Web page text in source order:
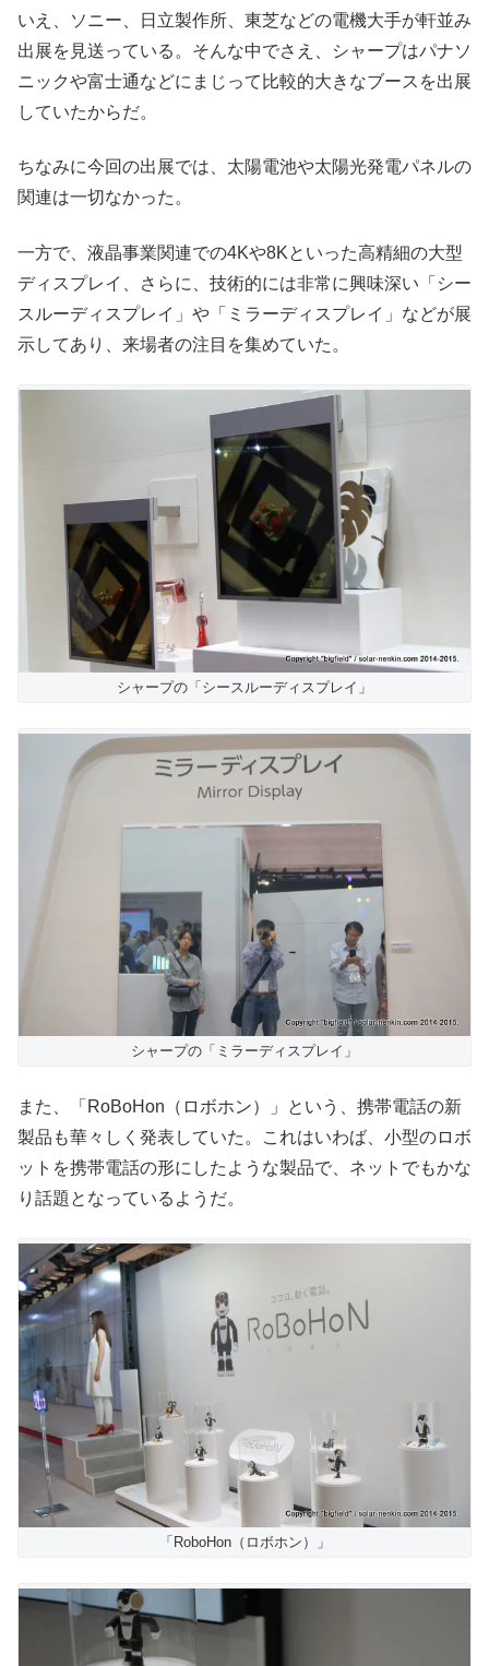
いえ、ソニー、日立製作所、東芝などの電機大手が軒並み
出展を見送っている。そんな中でさえ、シャープはパナソ
ニックや富士通などにまじって比較的大きなブースを出展
していたからだ。
ちなみに今回の出展では、太陽電池や太陽光発電パネルの
関連は一切なかった。
一方で、液晶事業関連での4Kや8Kといった高精細の大型
ディスプレイ、さらに、技術的には非常に興味深い「シー
スルーディスプレイ」や「ミラーディスプレイ」などが展
示してあり、来場者の注目を集めていた。
シャープの「シースルーディスプレイ」
シャープの「ミラーディスプレイ」
また、「RoBoHon（ロボホン）」という、携帯電話の新
製品も華々しく発表していた。これはいわば、小型のロボ
ットを携帯電話の形にしたような製品で、ネットでもかな
り話題となっているようだ。
「RoboHon（ロボホン）」